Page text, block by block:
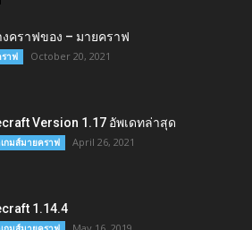
งคราฟของ – มายคราฟ
าฟ October 20, 2021
Version 1.17 อัพเดทล่าสุด
กมส์มายคราฟ April 26, 2021
1.14.4